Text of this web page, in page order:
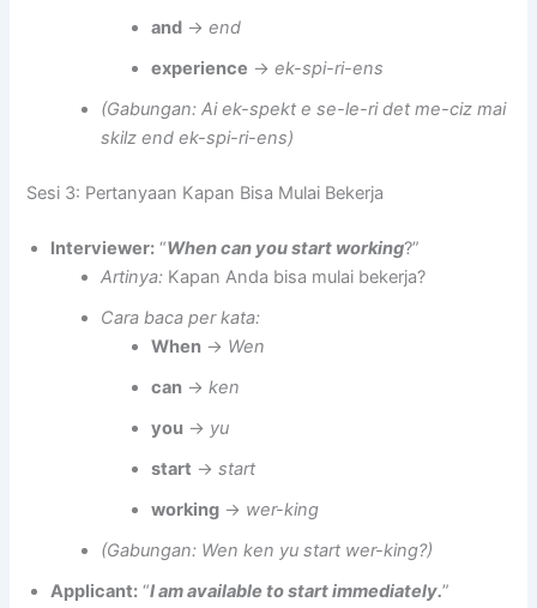
and →end
experience →ek-spi-ri-ens
(Gabungan: Ai ek-spekt e se-le-ri det me-ciz mai
skilz end ek-spi-ri-ens)
Sesi 3: Pertanyaan Kapan Bisa Mulai Bekerja
Interviewer: “When can you start working?”
Artinya: Kapan Anda bisa mulai bekerja?
Cara baca per kata:
When → Wen
can →ken
you → yu
start →start
working → wer-king
(Gabungan: Wen ken yu start wer-king?)
Applicant: “I am available to start immediately.”